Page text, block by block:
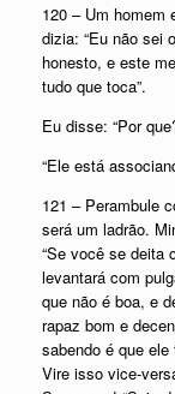
120 – Um homem
dizia: “Eu não sei
honesto, e este
tudo que toca”.
Eu disse: “Por
“Ele está
121 – Perambule
será um ladrão.
“Se você se deita
levantará com
que não é boa, e
rapaz bom e
sabendo é que
Vire isso vice-